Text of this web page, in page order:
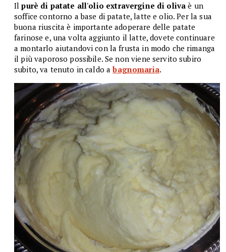
Ilpurè di patate all'olio extravergine di oliva è un
soffice contorno a base di patate, latte e olio. Per la sua
buona riuscita è importante adoperare delle patate
farinose e, una volta aggiunto il latte, dovete continuare
a montarlo aiutandovi con la frusta in modo che rimanga
il più vaporoso possibile. Se non viene servito subiro
subito, va tenuto in caldo abagnomaria.